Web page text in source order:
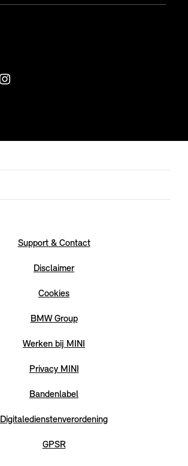
Support & Contact
Disclaimer
Cookies
BMW Group
Werken bij MINI
Privacy MINI
Bandenlabel
Digitaledienstenverordening
GPSR